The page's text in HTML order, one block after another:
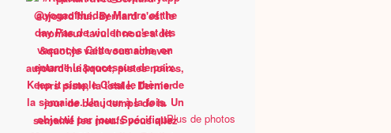
Plus de photos